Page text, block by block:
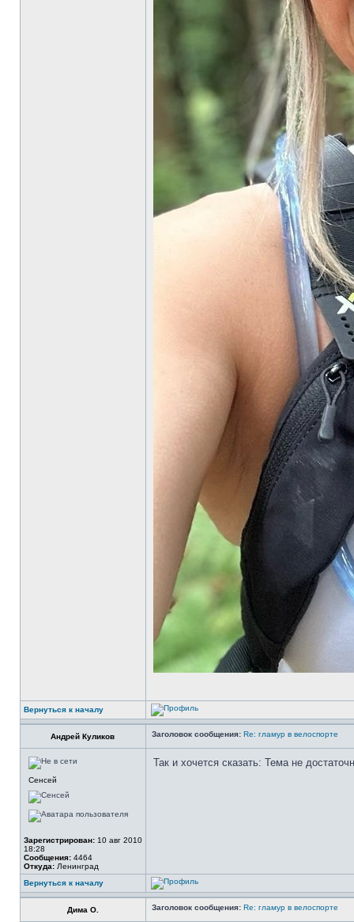
Вернуться к началу
Андрей Куликов Заголовок сообщения: Re: гламур в велоспорте
Сенсей
Зарегистрирован: 10 авг 2010
18:28
Сообщения: 4464
Откуда: Ленинград
Так и хочется сказать: Тема не
Вернуться к началу
Дима О. Заголовок сообщения: Re: гламур в велоспорте